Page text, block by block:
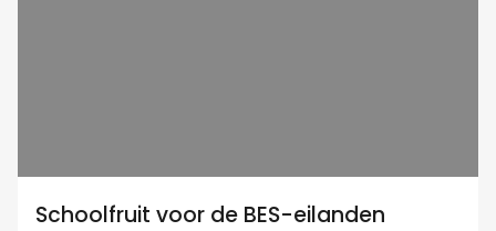
Schoolfruit voor de BES-eilanden